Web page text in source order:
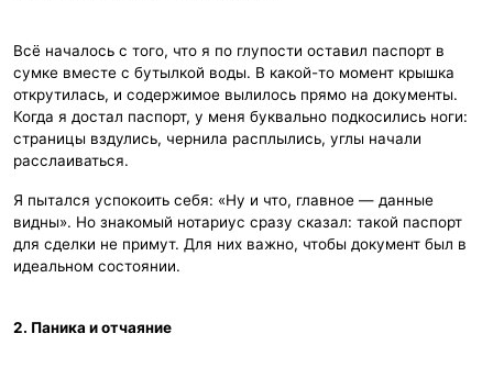
Всё началось с того, что я по глупости оставил паспорт в
сумке вместе с бутылкой воды. В какой-то момент крышка
открутилась, и содержимое вылилось прямо на документы.
Когда я достал паспорт, у меня буквально подкосились ноги:
страницы вздулись, чернила расплылись, углы начали
расслаиваться.
Я пытался успокоить себя: «Ну и что, главное — данные
видны». Но знакомый нотариус сразу сказал: такой паспорт
для сделки не примут. Для них важно, чтобы документ был в
идеальном состоянии.
2. Паника и отчаяние